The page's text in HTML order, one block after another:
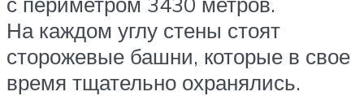
На каждом углу стены стоят
сторожевые башни, которые в свое
время тщательно охранялись.